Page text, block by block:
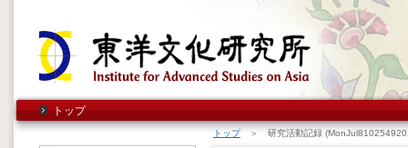
トップ
トップ＞ 研究活動記録